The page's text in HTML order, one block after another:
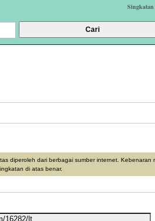
diperoleh dari berbagai sumber internet. Kebenaran
di atas benar.